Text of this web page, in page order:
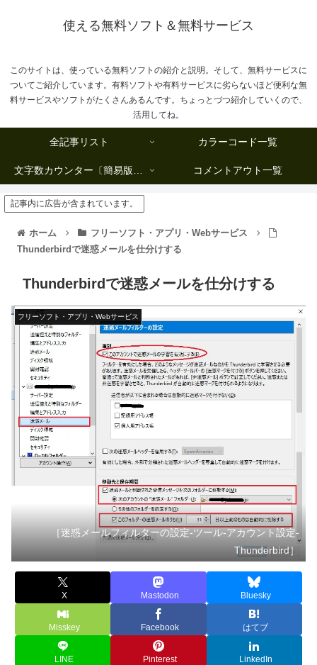
使える無料ソフト＆無料サービス
このサイトは、使っている無料ソフトの紹介と説明。そして、無料サービスに
ついてご紹介しています。有料ソフトや有料サービスに劣らないほど便利な無
料サービスやソフトがたくさんあるんです。ちょっとづつ紹介していくので、
活用してね。
全記事リスト カラーコード一覧
文字数カウンター〔簡易版複数行タイプ〕 コメントアウト一覧
記事内に広告が含まれています。
ホーム
フリーソフト・アプリ・Webサービス
Thunderbirdで迷惑メールを仕分けする
Thunderbirdで迷惑メールを仕分けする
フリーソフト・アプリ・Webサービス
［迷惑メールフィルターの設定-ツール-アカウント設定-
Thunderbird］
X Mastodon Bluesky
Misskey Facebook はてブ
LINE Pinterest LinkedIn